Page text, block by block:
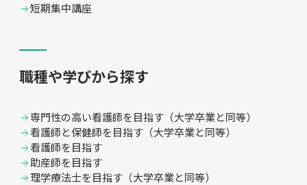
短期集中講座
職種や学びから探す
専門性の高い看護師を目指す（大学卒業と同等）
看護師と保健師を目指す（大学卒業と同等）
看護師を目指す
助産師を目指す
理学療法士を目指す（大学卒業と同等）